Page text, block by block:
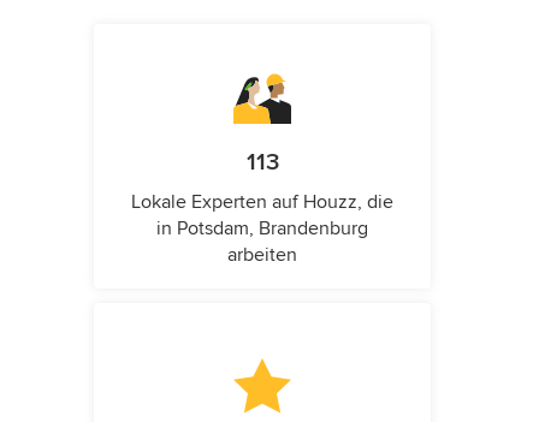
113
Lokale Experten auf Houzz, die
in Potsdam, Brandenburg
arbeiten